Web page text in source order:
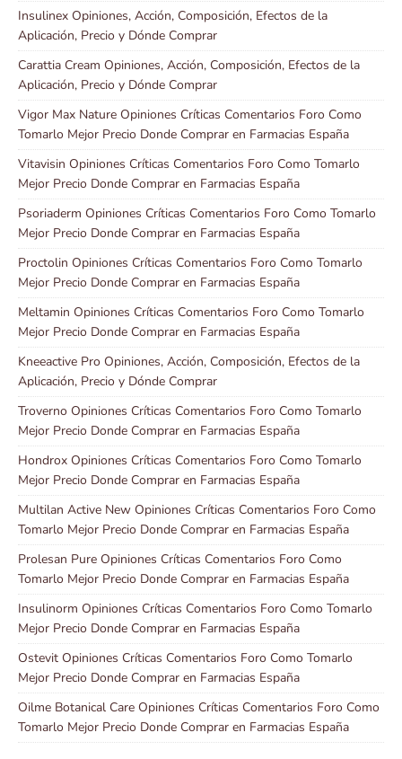
Insulinex Opiniones, Acción, Composición, Efectos de la
Aplicación, Precio y Dónde Comprar
Carattia Cream Opiniones, Acción, Composición, Efectos de la
Aplicación, Precio y Dónde Comprar
Vigor Max Nature Opiniones Críticas Comentarios Foro Como
Tomarlo Mejor Precio Donde Comprar en Farmacias España
Vitavisin Opiniones Críticas Comentarios Foro Como Tomarlo
Mejor Precio Donde Comprar en Farmacias España
Psoriaderm Opiniones Críticas Comentarios Foro Como Tomarlo
Mejor Precio Donde Comprar en Farmacias España
Proctolin Opiniones Críticas Comentarios Foro Como Tomarlo
Mejor Precio Donde Comprar en Farmacias España
Meltamin Opiniones Críticas Comentarios Foro Como Tomarlo
Mejor Precio Donde Comprar en Farmacias España
Kneeactive Pro Opiniones, Acción, Composición, Efectos de la
Aplicación, Precio y Dónde Comprar
Troverno Opiniones Críticas Comentarios Foro Como Tomarlo
Mejor Precio Donde Comprar en Farmacias España
Hondrox Opiniones Críticas Comentarios Foro Como Tomarlo
Mejor Precio Donde Comprar en Farmacias España
Multilan Active New Opiniones Críticas Comentarios Foro Como
Tomarlo Mejor Precio Donde Comprar en Farmacias España
Prolesan Pure Opiniones Críticas Comentarios Foro Como
Tomarlo Mejor Precio Donde Comprar en Farmacias España
Insulinorm Opiniones Críticas Comentarios Foro Como Tomarlo
Mejor Precio Donde Comprar en Farmacias España
Ostevit Opiniones Críticas Comentarios Foro Como Tomarlo
Mejor Precio Donde Comprar en Farmacias España
Oilme Botanical Care Opiniones Críticas Comentarios Foro Como
Tomarlo Mejor Precio Donde Comprar en Farmacias España